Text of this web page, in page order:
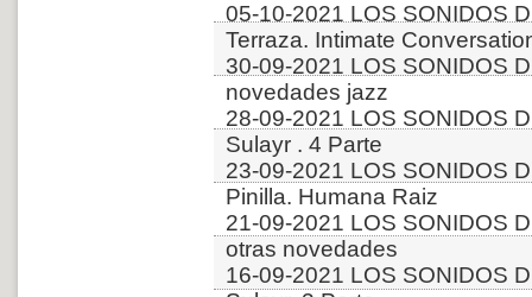
05-10-2021 LOS SONIDOS
Terraza. Intimate
30-09-2021 LOS SONIDOS
novedades jazz
28-09-2021 LOS SONIDOS
Sulayr . 4 Parte
23-09-2021 LOS SONIDOS
Pinilla. Humana Raiz
21-09-2021 LOS SONIDOS
otras novedades
16-09-2021 LOS SONIDOS